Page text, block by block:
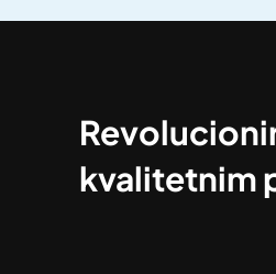
kvalitetnim